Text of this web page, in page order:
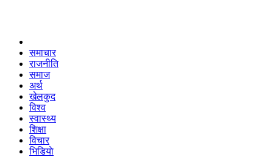
समाचार
राजनीति
समाज
अर्थ
खेलकुद
विश्व
स्वास्थ्य
शिक्षा
विचार
भिडियाे